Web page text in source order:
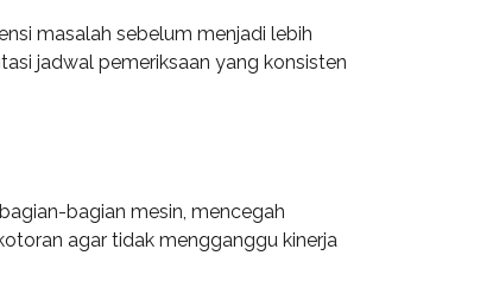
masalah sebelum menjadi lebih
jadwal pemeriksaan yang konsisten
bagian mesin, mencegah
agar tidak mengganggu kinerja